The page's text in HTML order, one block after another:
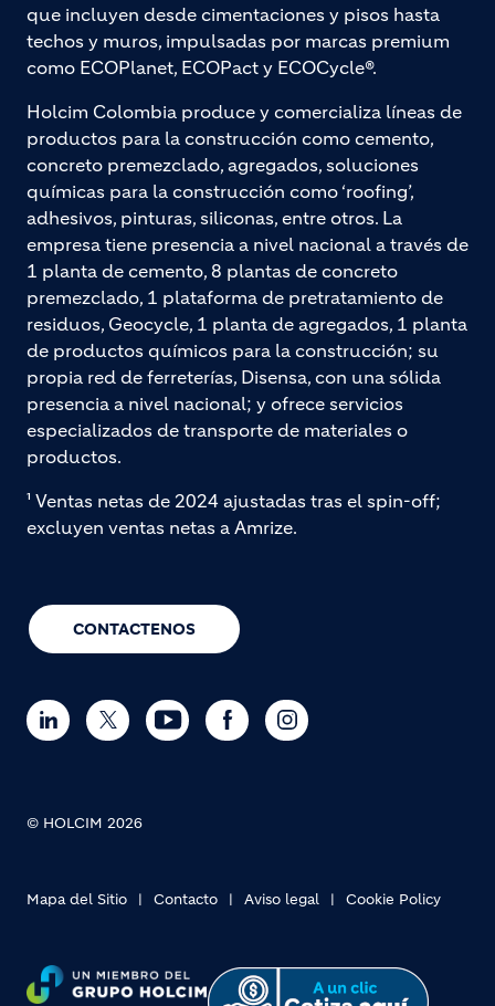
CONTACTENOS
que incluyen desde cimentaciones y pisos hasta
techos y muros, impulsadas por marcas premium
como ECOPlanet, ECOPact y ECOCycle®.
Holcim Colombia produce y comercializa líneas de
productos para la construcción como cemento,
concreto premezclado, agregados, soluciones
químicas para la construcción como ‘roofing’,
adhesivos, pinturas, siliconas, entre otros. La
empresa tiene presencia a nivel nacional a través de
1 planta de cemento, 8 plantas de concreto
premezclado, 1 plataforma de pretratamiento de
residuos, Geocycle, 1 planta de agregados, 1 planta
de productos químicos para la construcción; su
propia red de ferreterías, Disensa, con una sólida
presencia a nivel nacional; y ofrece servicios
especializados de transporte de materiales o
productos.
¹ Ventas netas de 2024 ajustadas tras el spin-off;
excluyen ventas netas a Amrize.
© HOLCIM 2026
Mapa del Sitio Contacto Aviso legal Cookie Policy